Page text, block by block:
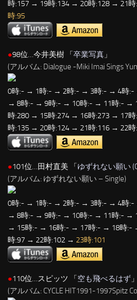
時:157 → 19時:134 → 20時:128 → 21
時:95
●98位…今井美樹 「卒業写真 」
(アルバム: Dialogue -Miki Imai Sings
0時:- → 1時:- → 2時:- → 3時:- → 4時
→ 8時:- → 9時:- → 10時:- → 11時:- →
時:280 → 15時:274 → 16時:273 → 17
時:135 → 20時:124 → 21時:116 → 22
●101位…田村直美 「ゆずれない願い
(アルバム: ゆずれない願い – Single)
0時:- → 1時:- → 2時:- → 3時:- → 4時
→ 8時:- → 9時:- → 10時:- → 11時:- →
→ 15時:- → 16時:- → 17時:- → 18時:-
時:97 → 22時:102 → 23時:101
●110位…スピッツ 「空も飛べるはず 」
(アルバム: CYCLE HIT1991-1997Spitz